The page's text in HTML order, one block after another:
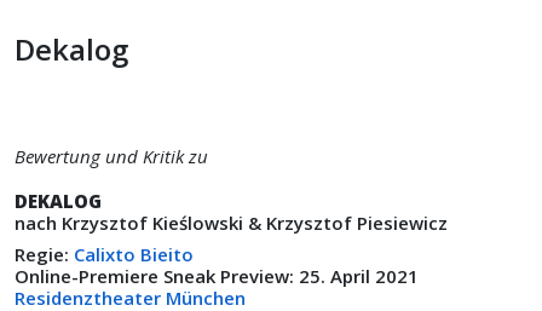
Dekalog
Bewertung und Kritik zu
DEKALOG
nach Krzysztof Kieślowski & Krzysztof Piesiewicz
Regie: Calixto Bieito
Online-Premiere Sneak Preview: 25. April 2021
Residenztheater München